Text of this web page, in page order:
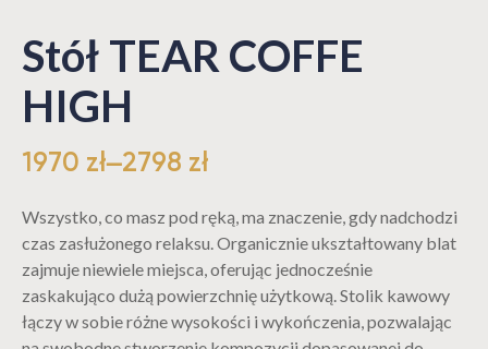
Stół TEAR COFFE
HIGH
1970 zł–2798 zł
Wszystko, co masz pod ręką, ma znaczenie, gdy nadchodzi
czas zasłużonego relaksu. Organicznie ukształtowany blat
zajmuje niewiele miejsca, oferując jednocześnie
zaskakująco dużą powierzchnię użytkową. Stolik kawowy
łączy w sobie różne wysokości i wykończenia, pozwalając